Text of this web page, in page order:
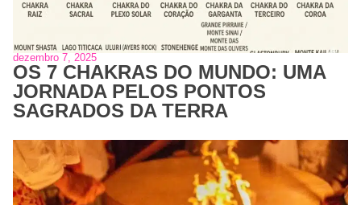
dezembro 7, 2025
OS 7 CHAKRAS DO MUNDO: UMA
JORNADA PELOS PONTOS
SAGRADOS DA TERRA